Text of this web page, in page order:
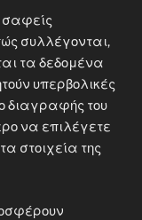
σαφείς
συλλέγονται,
τα δεδομένα
υπερβολικές
διαγραφής του
να επιλέγετε
στοιχεία της